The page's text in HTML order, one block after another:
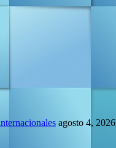
agosto 4, 2026